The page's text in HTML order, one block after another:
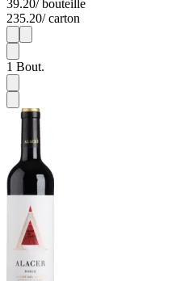
39.20/ bouteille
235.20/ carton
1
1 Bout.